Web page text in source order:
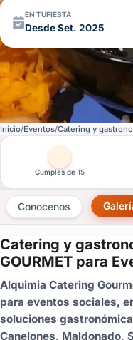
EN TUFIESTA
Desde Set. 2025
Inicio Eventos Catering y
Otras versiones de
Cumples de 15
Conocenos
Catering y
GOURMET para
Alquimia Catering
para eventos sociales,
soluciones
Canelones, Maldonado,
×
Consultar
tenés
cuenta?